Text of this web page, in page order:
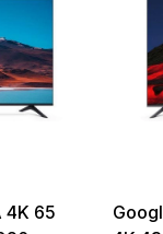
)
lên TV. ( Xiaomi
India
4K 65